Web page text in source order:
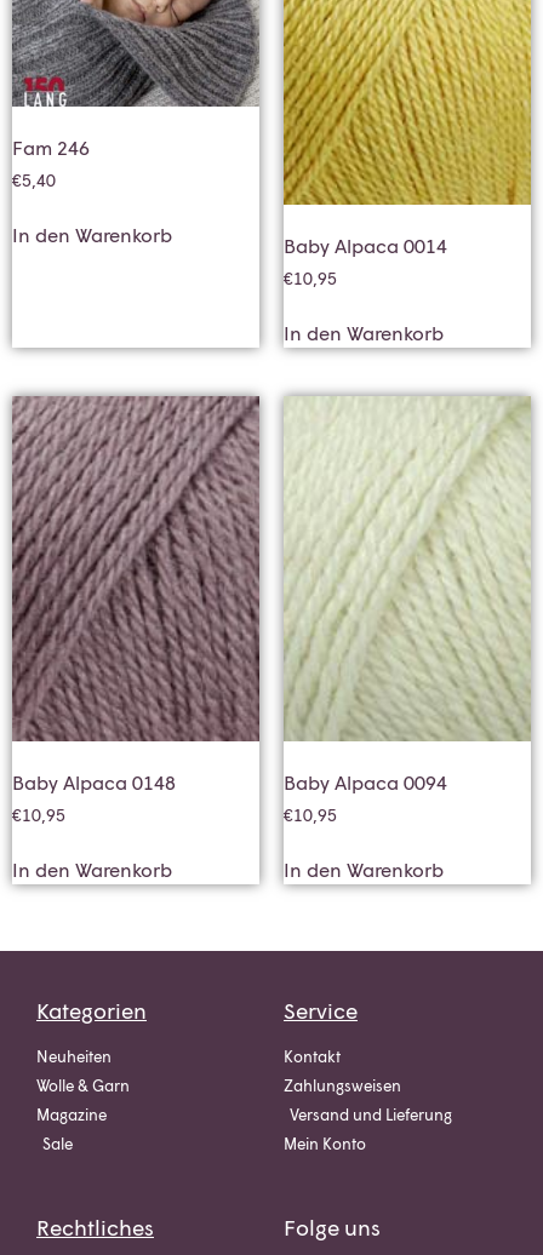
Fam 246
€5,40
In den Warenkorb Baby Alpaca 0014
€10,95
In den Warenkorb
Baby Alpaca 0148
€10,95
In den Warenkorb
Baby Alpaca 0094
€10,95
In den Warenkorb
Kategorien
Neuheiten
Wolle & Garn
Magazine
Sale
Service
Kontakt
Zahlungsweisen
Versand und Lieferung
Mein Konto
Rechtliches Folge uns